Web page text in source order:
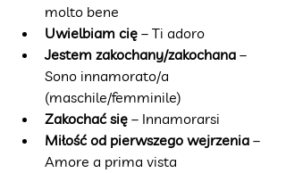
molto bene
Uwielbiam cię – Ti adoro
Jestem zakochany/zakochana –
Sono innamorato/a
(maschile/femminile)
Zakochać się – Innamorarsi
Miłość od pierwszego wejrzenia –
Amore a prima vista